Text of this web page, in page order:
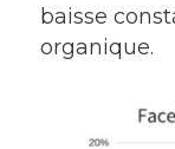
baisse
organique.